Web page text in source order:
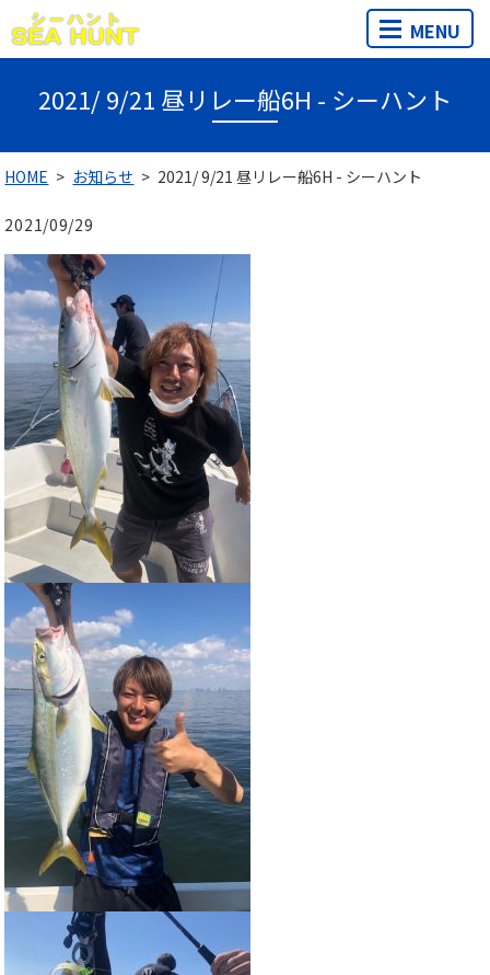
MENU
2021/ 9/21 昼リレー船6H - シーハント
HOME お知らせ 2021/ 9/21 昼リレー船6H - シーハント
2021/09/29